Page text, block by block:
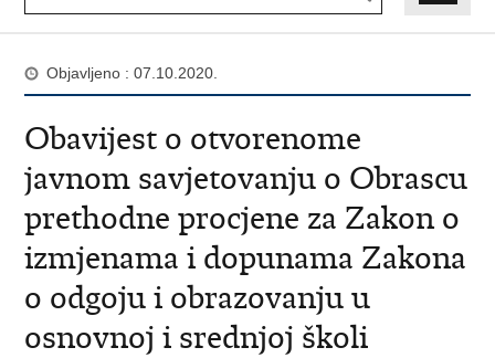
Objavljeno : 07.10.2020.
Obavijest o otvorenome
javnom savjetovanju o Obrascu
prethodne procjene za Zakon o
izmjenama i dopunama Zakona
o odgoju i obrazovanju u
osnovnoj i srednjoj školi